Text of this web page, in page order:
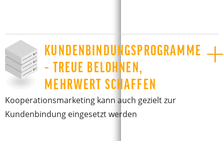
KUNDENBINDUNGSPROGRAMME
– TREUE BELOHNEN,
MEHRWERT SCHAFFEN
Kooperationsmarketing kann auch gezielt zur
Kundenbindung eingesetzt werden